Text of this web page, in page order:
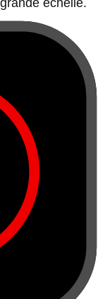
échelle.